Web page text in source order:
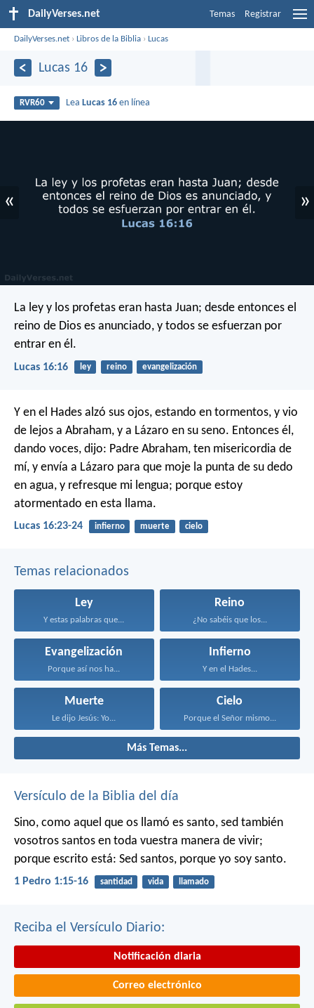
DailyVerses.net Temas Registrar
DailyVerses.net ›Libros de la Biblia ›Lucas
Lucas 16
RVR60 Lea Lucas 16 en línea
« »
La ley y los profetas eran hasta Juan; desde entonces el
reino de Dios es anunciado, y todos se esfuerzan por
entrar en él.
Lucas 16:16 ley reino evangelización
Y en el Hades alzó sus ojos, estando en tormentos, y vio
de lejos a Abraham, y a Lázaro en su seno. Entonces él,
dando voces, dijo: Padre Abraham, ten misericordia de
mí, y envía a Lázaro para que moje la punta de su dedo
en agua, y refresque mi lengua; porque estoy
atormentado en esta llama.
Lucas 16:23-24 infierno muerte cielo
Temas relacionados
Ley
Y estas palabras que...
Reino
¿No sabéis que los...
Evangelización
Porque así nos ha...
Infierno
Y en el Hades...
Muerte
Le dijo Jesús: Yo...
Cielo
Porque el Señor mismo...
Más Temas...
Versículo de la Biblia del día
Sino, como aquel que os llamó es santo, sed también
vosotros santos en toda vuestra manera de vivir;
porque escrito está: Sed santos, porque yo soy santo.
1 Pedro 1:15-16 santidad vida llamado
Reciba el Versículo Diario:
Notificación diaria
Correo electrónico